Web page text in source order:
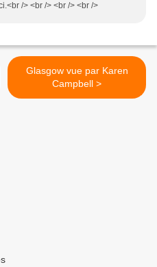
/> <br /> <br /> <br />
Glasgow vue par Karen
Campbell >